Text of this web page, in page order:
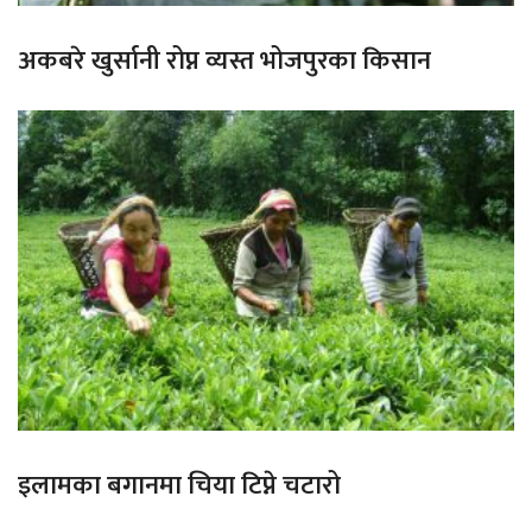
अकबरे खुर्सानी रोप्न व्यस्त भोजपुरका किसान
इलामका बगानमा चिया टिप्ने चटारो